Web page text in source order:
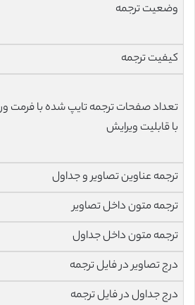
وضعیت ترجمه
کیفیت ترجمه
تعداد صفحات ترجمه تایپ شده با فرمت
با قابلیت ویرایش
ترجمه عناوین تصاویر و جداول
ترجمه متون داخل تصاویر
ترجمه متون داخل جداول
درج تصاویر در فایل ترجمه
درج جداول در فایل ترجمه